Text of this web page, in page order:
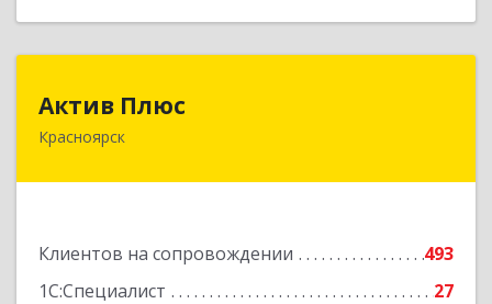
Актив Плюс
Красноярск
Клиентов на сопровождении
493
1С:Специалист
27
660017, Красноярский край, Красноярск г,